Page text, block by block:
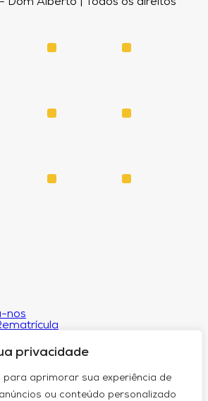
privacidade
para aprimorar sua experiência de
ou conteúdo personalizado
Alberto | Todos os direitos
nos
e Regimento
Extraordinário Aproveitamento
e Portarias
Privacidade